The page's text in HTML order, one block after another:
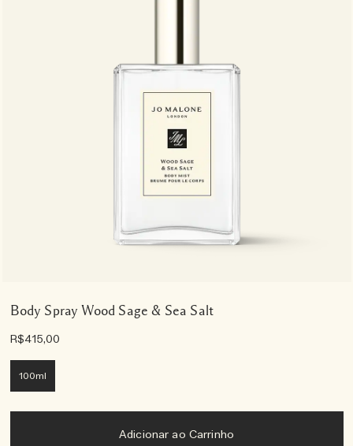
Body Spray Wood Sage & Sea Salt
R$415,00
100ml
Adicionar ao Carrinho